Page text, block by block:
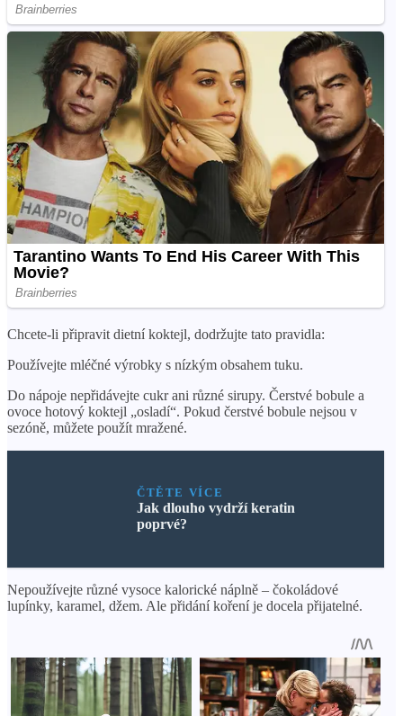
Chcete-li připravit dietní koktejl, dodržujte tato pravidla:
Používejte mléčné výrobky s nízkým obsahem tuku.
Do nápoje nepřidávejte cukr ani různé sirupy. Čerstvé bobule a
ovoce hotový koktejl „osladí“. Pokud čerstvé bobule nejsou v
sezóně, můžete použít mražené.
ČTĚTE VÍCE
Jak dlouho vydrží keratin
poprvé?
Nepoužívejte různé vysoce kalorické náplně – čokoládové
lupínky, karamel, džem. Ale přidání koření je docela přijatelné.